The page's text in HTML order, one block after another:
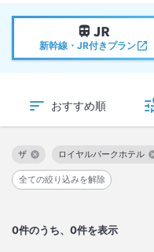
新幹線・JR付きプラン
おすすめ順
0件のうち、0件を表示
ザ
この絞り込み条件を解除
ロイヤルパークホテル
この絞り込み条件を解除
全ての絞り込みを解除